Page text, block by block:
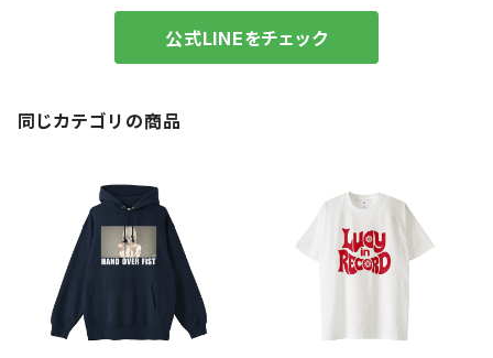
公式LINEをチェック
同じカテゴリの商品